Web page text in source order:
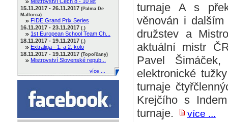
15.11.2017 - 26.11.2017 (Palma De
Mallorca)
FIDE Grand Prix Series
16.11.2017 - 23.11.2017 (.)
1st European School Team Ch...
18.11.2017 - 19.11.2017 (.)
Extraliga - 1. a 2. kolo
18.11.2017 - 19.11.2017 (Topoľčany)
Mistrovství Slovenské repub...
více ...
turnaje A s
věnován i dalším
družstev a
aktuální mistr
Pavel
elektronické
turnaje
Krejčího s
turnaje.
více ...